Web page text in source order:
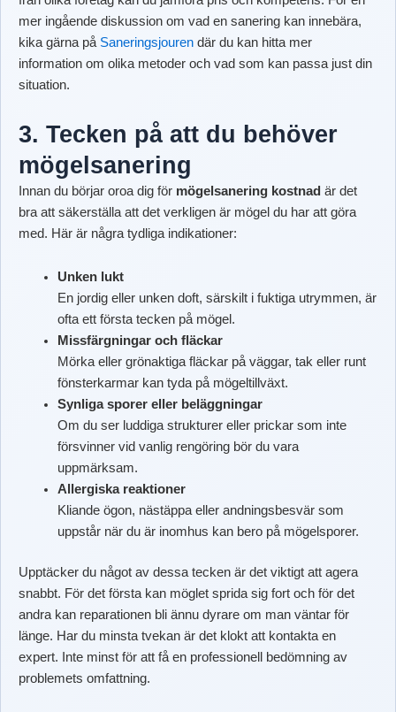
mer ingående diskussion om vad en sanering kan innebära,
kika gärna på Saneringsjouren där du kan hitta mer
information om olika metoder och vad som kan passa just din
situation.
3. Tecken på att du behöver
mögelsanering
Innan du börjar oroa dig för mögelsanering kostnad är det
bra att säkerställa att det verkligen är mögel du har att göra
med. Här är några tydliga indikationer:
Unken lukt
En jordig eller unken doft, särskilt i fuktiga utrymmen, är
ofta ett första tecken på mögel.
Missfärgningar och fläckar
Mörka eller grönaktiga fläckar på väggar, tak eller runt
fönsterkarmar kan tyda på mögeltillväxt.
Synliga sporer eller beläggningar
Om du ser luddiga strukturer eller prickar som inte
försvinner vid vanlig rengöring bör du vara
uppmärksam.
Allergiska reaktioner
Kliande ögon, nästäppa eller andningsbesvär som
uppstår när du är inomhus kan bero på mögelsporer.
Upptäcker du något av dessa tecken är det viktigt att agera
snabbt. För det första kan möglet sprida sig fort och för det
andra kan reparationen bli ännu dyrare om man väntar för
länge. Har du minsta tvekan är det klokt att kontakta en
expert. Inte minst för att få en professionell bedömning av
problemets omfattning.